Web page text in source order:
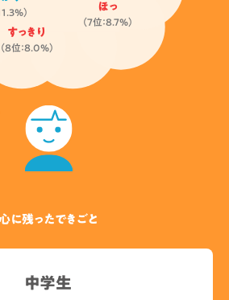
） ほっ
（7位：8.7%）
すっきり
（8位：8.0%）
に残ったできごと
中学生